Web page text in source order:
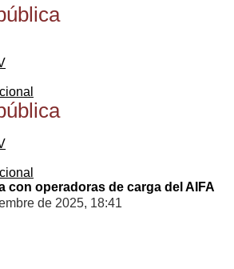
con operadoras de carga del AIFA
de 2025, 18:41